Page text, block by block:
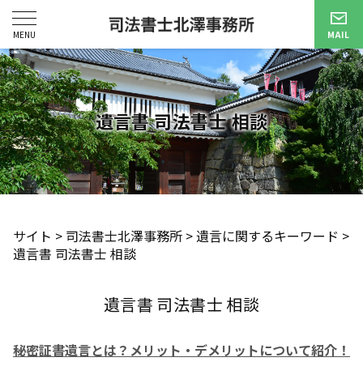
遺言書 司法書士 相談
サイト > 司法書士北澤事務所 >遺言に関するキーワード >
遺言書 司法書士 相談
遺言書 司法書士 相談
秘密証書遺言とは？メリット・デメリットについて紹介！